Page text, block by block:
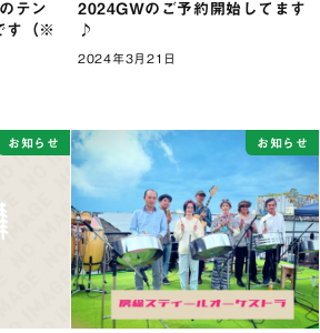
テン
す（※
2024GWのご予約開始してます
♪
2024年3月21日
お知らせ お知らせ